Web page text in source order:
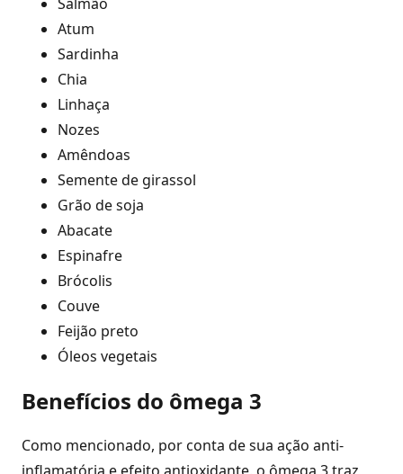
Atum
Sardinha
Chia
Linhaça
Nozes
Amêndoas
Semente de girassol
Grão de soja
Abacate
Espinafre
Brócolis
Couve
Feijão preto
Óleos vegetais
Benefícios do ômega 3
Como mencionado, por conta de sua ação anti-